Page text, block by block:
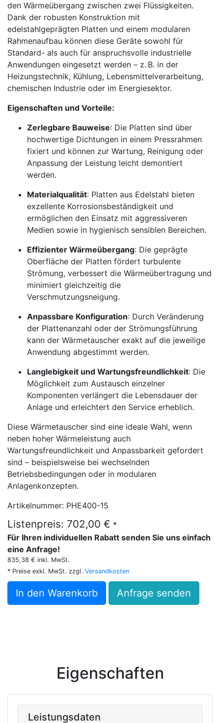
den Wärmeübergang zwischen zwei Flüssigkeiten.
Dank der robusten Konstruktion mit
edelstahlgeprägten Platten und einem modularen
Rahmenaufbau können diese Geräte sowohl für
Standard- als auch für anspruchsvolle industrielle
Anwendungen eingesetzt werden – z. B. in der
Heizungstechnik, Kühlung, Lebensmittelverarbeitung,
chemischen Industrie oder im Energiesektor.
Eigenschaften und Vorteile:
Zerlegbare Bauweise: Die Platten sind über
hochwertige Dichtungen in einem Pressrahmen
fixiert und können zur Wartung, Reinigung oder
Anpassung der Leistung leicht demontiert
werden.
Materialqualität: Platten aus Edelstahl bieten
exzellente Korrosionsbeständigkeit und
ermöglichen den Einsatz mit aggressiveren
Medien sowie in hygienisch sensiblen Bereichen.
Effizienter Wärmeübergang: Die geprägte
Oberfläche der Platten fördert turbulente
Strömung, verbessert die Wärmeübertragung und
minimiert gleichzeitig die
Verschmutzungsneigung.
Anpassbare Konfiguration: Durch Veränderung
der Plattenanzahl oder der Strömungsführung
kann der Wärmetauscher exakt auf die jeweilige
Anwendung abgestimmt werden.
Langlebigkeit und Wartungsfreundlichkeit: Die
Möglichkeit zum Austausch einzelner
Komponenten verlängert die Lebensdauer der
Anlage und erleichtert den Service erheblich.
Diese Wärmetauscher sind eine ideale Wahl, wenn
neben hoher Wärmeleistung auch
Wartungsfreundlichkeit und Anpassbarkeit gefordert
sind – beispielsweise bei wechselnden
Betriebsbedingungen oder in modularen
Anlagenkonzepten.
Artikelnummer: PHE400-15
Listenpreis: 702,00 € *
Für Ihren individuellen Rabatt senden Sie uns einfach
eine Anfrage!
835,38 € inkl. MwSt.
* Preise exkl. MwSt. zzgl. Versandkosten
In den Warenkorb Anfrage senden
Eigenschaften
Leistungsdaten